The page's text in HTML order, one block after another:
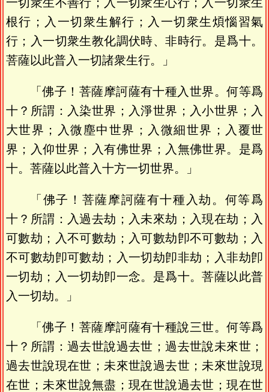
根行；入一切衆生解行；入一切衆生煩惱習氣
行；入一切衆生教化調伏時、非時行。是爲十。
菩薩以此普入一切諸衆生行。」
「佛子！菩薩摩訶薩有十種入世界。何等爲
十？所謂：入染世界；入淨世界；入小世界；入
大世界；入微塵中世界；入微細世界；入覆世
界；入仰世界；入有佛世界；入無佛世界。是爲
十。菩薩以此普入十方一切世界。」
「佛子！菩薩摩訶薩有十種入劫。何等爲
十？所謂：入過去劫；入未來劫；入現在劫；入
可數劫；入不可數劫；入可數劫卽不可數劫；入
不可數劫卽可數劫；入一切劫卽非劫；入非劫卽
一切劫；入一切劫卽一念。是爲十。菩薩以此普
入一切劫。」
「佛子！菩薩摩訶薩有十種說三世。何等爲
十？所謂：過去世說過去世；過去世說未來世；
過去世說現在世；未來世說過去世；未來世說現
在世；未來世說無盡；現在世說過去世；現在世